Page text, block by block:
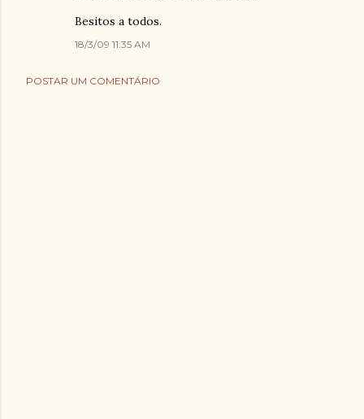
Besitos a todos.
18/3/09 11:35 AM
POSTAR UM COMENTÁRIO